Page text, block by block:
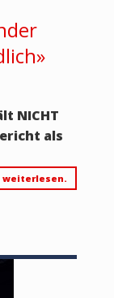
NICHT
als
weiterlesen.